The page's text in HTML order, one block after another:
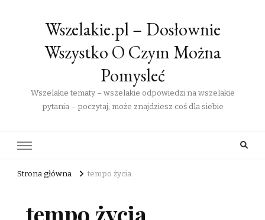
Wszelakie.pl – Dosłownie
Wszystko O Czym Można
Pomysleć
Wszelakie tematy – wszelakie odpowiedzi na wszelakie
pytania – poczytaj, może znajdziesz coś dla siebie
Strona główna tempo życia
tempo życia